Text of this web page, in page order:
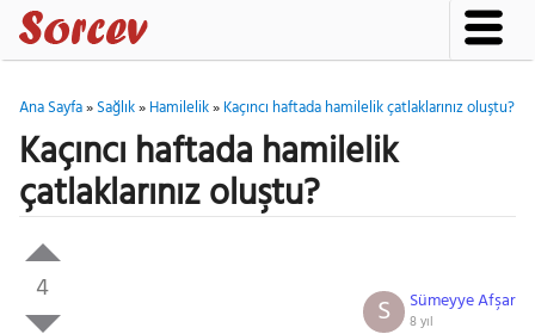
Ana Sayfa»Sağlık»Hamilelik»Kaçıncı haftada hamilelik çatlaklarınız oluştu?
Kaçıncı haftada hamilelik
çatlaklarınız oluştu?
4 Sümeyye Afşar
8 yıl
S